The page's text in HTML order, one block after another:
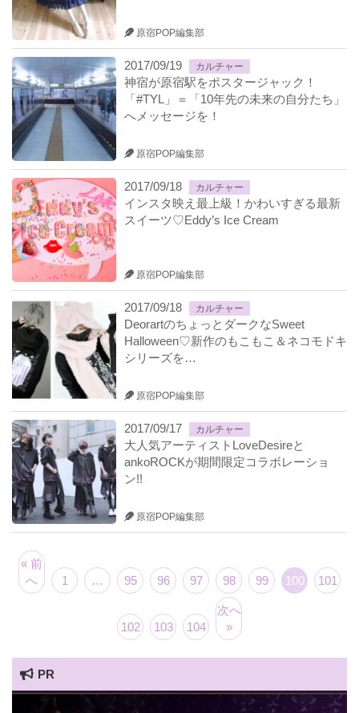
原宿POP編集部
2017/09/19 カルチャー
神宿が原宿駅をポスタージャック！
「#TYL」＝「10年先の未来の自分たち」
へメッセージを！
原宿POP編集部
2017/09/18 カルチャー
インスタ映え最上級！かわいすぎる最新
スイーツ♡Eddy’s Ice Cream
原宿POP編集部
2017/09/18 カルチャー
DeorartのちょっとダークなSweet
Halloween♡新作のもこもこ＆ネコモドキ
シリーズを…
原宿POP編集部
2017/09/17 カルチャー
大人気アーティストLoveDesireと
ankoROCKが期間限定コラボレーショ
ン!!
原宿POP編集部
« 前
へ
1 … 95 96 97 98 99 100 101
102 103 104
次へ
»
PR